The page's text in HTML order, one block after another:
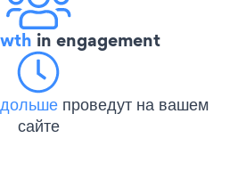
in engagement
проведут на вашем
сайте